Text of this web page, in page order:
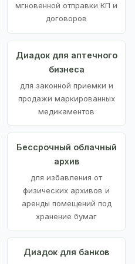
мгновенной отправки КП и
договоров
Диадок для аптечного
бизнеса
для законной приемки и
продажи маркированных
медикаментов
Бессрочный облачный
архив
для избавления от
физических архивов и
аренды помещений под
хранение бумаг
Диадок для банков